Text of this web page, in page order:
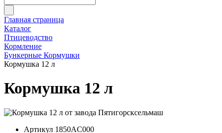
Главная страница
Каталог
Птицеводство
Кормление
Бункерные Кормушки
Кормушка 12 л
Кормушка 12 л
Артикул 1850AC000